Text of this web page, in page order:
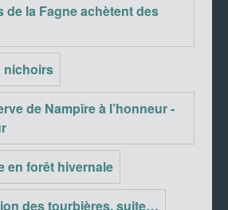
de la Fagne achètent des
nichoirs
de Nampîre à l’honneur -
en forêt hivernale
des tourbières, suite…